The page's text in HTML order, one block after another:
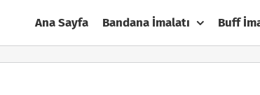
Ana Sayfa Bandana İmalatı Buff